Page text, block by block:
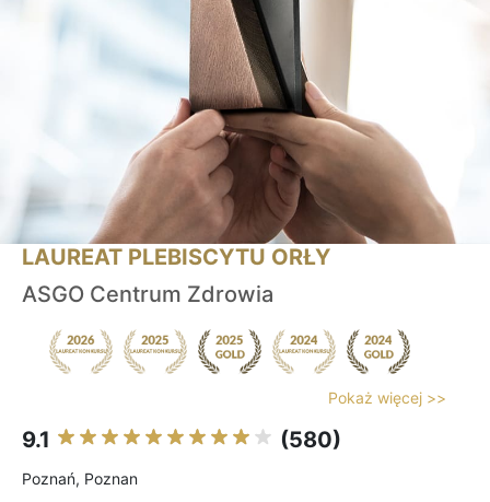
LAUREAT PLEBISCYTU ORŁY
ASGO Centrum Zdrowia
Pokaż więcej >>
9.1 (580)
Poznań, Poznan